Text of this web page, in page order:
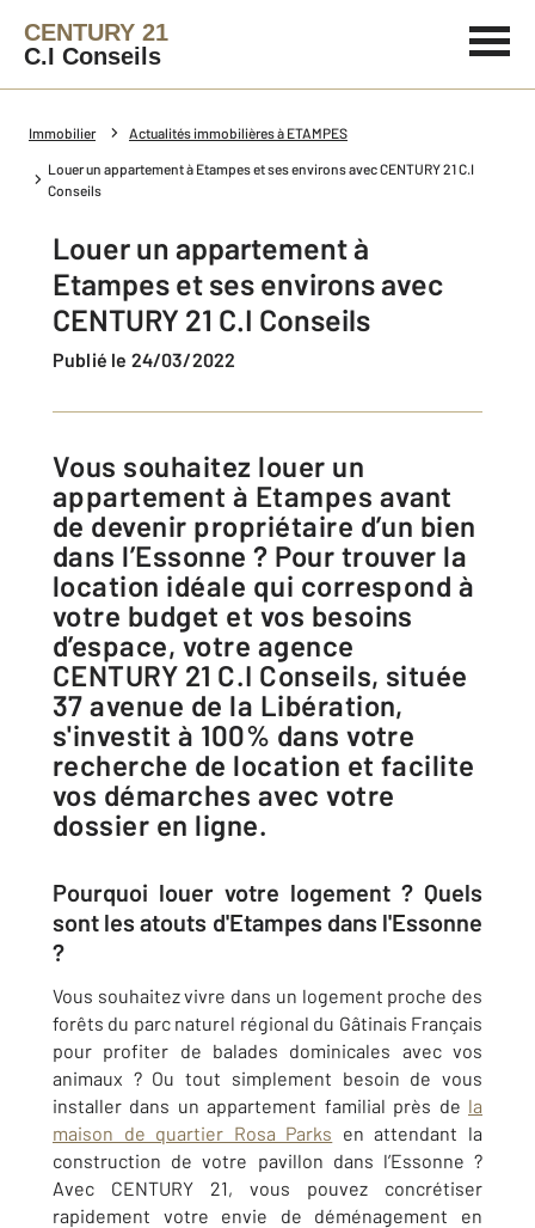
CENTURY 21
C.I Conseils
Immobilier Actualités immobilières à ETAMPES
Louer un appartement à Etampes et ses environs avec CENTURY 21 C.I
Conseils
Louer un appartement à
Etampes et ses environs avec
CENTURY 21 C.I Conseils
Publié le 24/03/2022
Vous souhaitez louer un
appartement à Etampes avant
de devenir propriétaire d’un bien
dans l’Essonne ? Pour trouver la
location idéale qui correspond à
votre budget et vos besoins
d’espace, votre agence
CENTURY 21 C.I Conseils, située
37 avenue de la Libération,
s'investit à 100% dans votre
recherche de location et facilite
vos démarches avec votre
dossier en ligne.
Pourquoi louer votre logement ? Quels
sont les atouts d'Etampes dans l'Essonne
?
Vous souhaitez vivre dans un logement proche des
forêts du parc naturel régional du Gâtinais Français
pour profiter de balades dominicales avec vos
animaux ? Ou tout simplement besoin de vous
installer dans un appartement familial près de la
maison de quartier Rosa Parks en attendant la
construction de votre pavillon dans l’Essonne ?
Avec CENTURY 21, vous pouvez concrétiser
rapidement votre envie de déménagement en